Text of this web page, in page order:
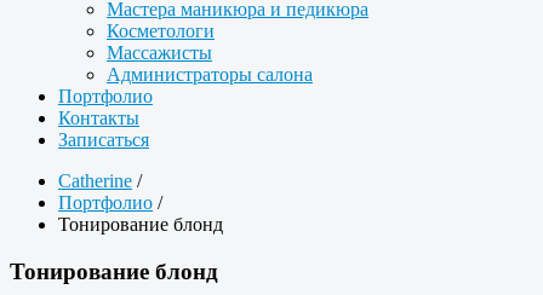
Мастера маникюра и педикюра
Косметологи
Массажисты
Администраторы салона
Портфолио
Контакты
Записаться
Catherine /
Портфолио /
Тонирование блонд
Тонирование блонд